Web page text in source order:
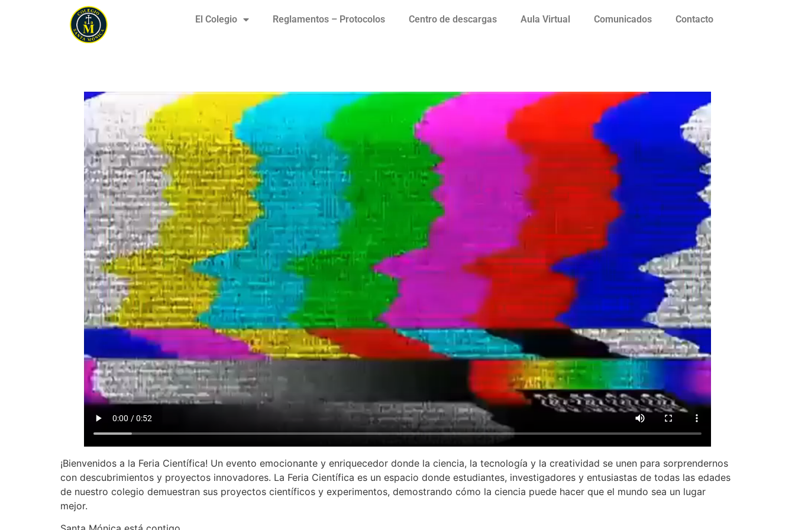
El Colegio Reglamentos – Protocolos Centro de descargas Aula Virtual Comunicados Contacto
¡Bienvenidos a la Feria Científica! Un evento emocionante y enriquecedor donde la ciencia, la tecnología y la creatividad se unen para sorprendernos
con descubrimientos y proyectos innovadores. La Feria Científica es un espacio donde estudiantes, investigadores y entusiastas de todas las edades
de nuestro colegio demuestran sus proyectos científicos y experimentos, demostrando cómo la ciencia puede hacer que el mundo sea un lugar
mejor.